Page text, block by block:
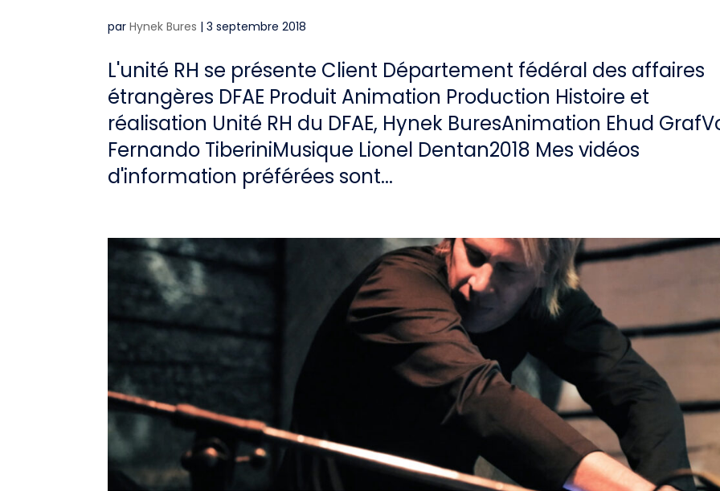
parHynek Bures |3 septembre 2018
L'unité RH se présente Client Département fédéral des affaires
étrangères DFAE Produit Animation Production Histoire et
réalisation Unité RH du DFAE, Hynek BuresAnimation Ehud
Fernando TiberiniMusique Lionel Dentan2018 Mes vidéos
d'information préférées sont...